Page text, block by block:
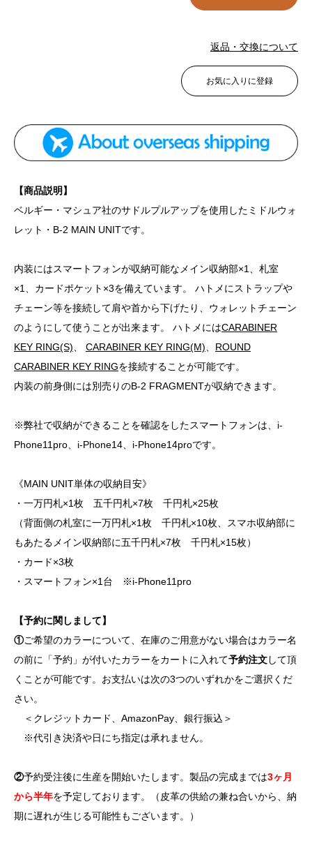
返品・交換について
お気に入りに登録
【商品説明】
ベルギー・マシュア社のサドルプルアップを使用したミドルウォ
レット・B-2 MAIN UNITです。
内装にはスマートフォンが収納可能なメイン収納部×1、札室
×1、カードポケット×3を備えています。 ハトメにストラップや
チェーン等を接続して肩や首から下げたり、ウォレットチェーン
のようにして使うことが出来ます。 ハトメにはCARABINER
KEY RING(S)
CARABINER KEY RING(M)
ROUND
CARABINER KEY RINGを接続することが可能です。
内装の前身側には別売りのB-2 FRAGMENTが収納できます。
※弊社で収納ができることを確認をしたスマートフォンは、i-
Phone11pro、i-Phone14、i-Phone14proです。
《MAIN UNIT単体の収納目安》
・一万円札×1枚 五千円札×7枚 千円札×25枚
（背面側の札室に一万円札×1枚 千円札×10枚、スマホ収納部に
もあたるメイン収納部に五千円札×7枚 千円札×15枚）
・カード×3枚
・スマートフォン×1台 ※i-Phone11pro
【予約に関しまして】
①ご希望のカラーについて、在庫のご用意がない場合はカラー名
の前に「予約」が付いたカラーをカートに入れて予約注文して頂
くことが可能です。お支払いは次の3つのいずれかをご選択くだ
さい。
＜クレジットカード、AmazonPay、銀行振込＞
※代引き決済や日にち指定は承れません。
②予約受注後に生産を開始いたします。製品の完成までは3ヶ月
から半年を予定しております。（皮革の供給の兼ね合いから、納
期に遅れが生じる可能性もございます。）